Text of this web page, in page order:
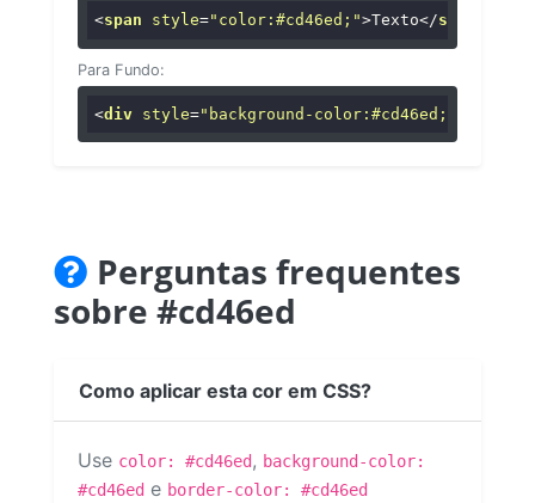
<span style="color:#cd46ed;">Texto</span
Para Fundo:
<div style="background-color:#cd46ed;"
Perguntas frequentes
sobre #cd46ed
Como aplicar esta cor em CSS?
Use color: #cd46ed, background-color:
#cd46ed e border-color: #cd46ed